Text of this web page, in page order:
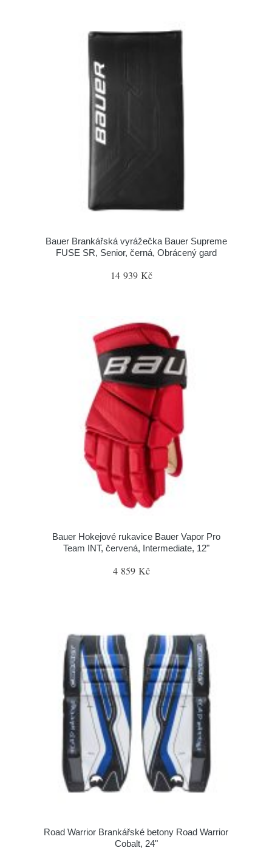
Bauer Brankářská vyrážečka Bauer Supreme
FUSE SR, Senior, černá, Obrácený gard
14 939 Kč
Bauer Hokejové rukavice Bauer Vapor Pro
Team INT, červená, Intermediate, 12"
4 859 Kč
Road Warrior Brankářské betony Road Warrior
Cobalt, 24"